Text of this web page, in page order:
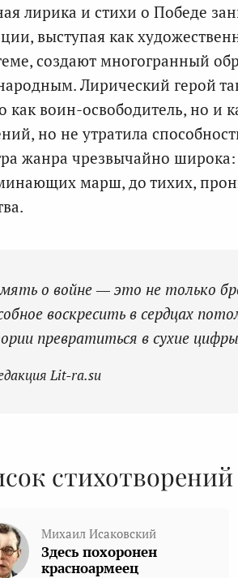
лирика и стихи о Победе
выступая как
создают многогранный
Лирический герой
как воин-освободитель, но и
но не утратила
жанра чрезвычайно широка:
марш, до тихих,
о войне — это не только
воскресить в сердцах
превратиться в сухие
Lit-ra.su
стихотворений
Михаил Исаковский
Здесь похоронен
красноармеец